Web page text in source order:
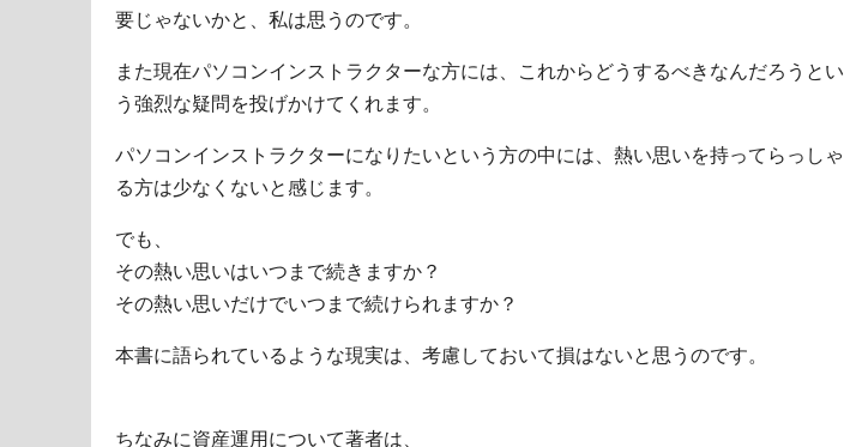
要じゃないかと、私は思うのです。
また現在パソコンインストラクターな方には、これからどうするべきなんだろうとい
う強烈な疑問を投げかけてくれます。
パソコンインストラクターになりたいという方の中には、熱い思いを持ってらっしゃ
る方は少なくないと感じます。
でも、
その熱い思いはいつまで続きますか？
その熱い思いだけでいつまで続けられますか？
本書に語られているような現実は、考慮しておいて損はないと思うのです。
ちなみに資産運用について著者は、